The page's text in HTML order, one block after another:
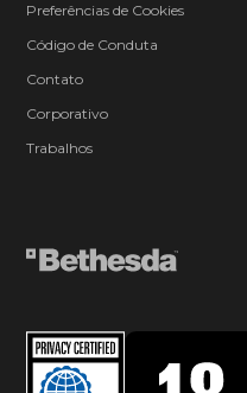
Preferências de Cookies
Código de Conduta
Contato
Corporativo
Trabalhos